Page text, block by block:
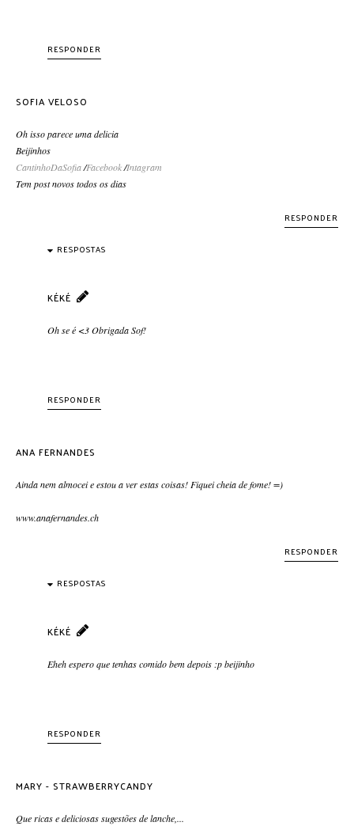
RESPONDER
SOFIA VELOSO
Oh isso parece uma delicia
Beijinhos
CantinhoDaSofia/Facebook/Intagram
Tem post novos todos os dias
RESPONDER
RESPOSTAS
KÉKÉ
Oh se é <3 Obrigada Sof!
RESPONDER
ANA FERNANDES
Ainda nem almocei e estou a ver estas coisas! Fiquei cheia de fome! =)
www.anafernandes.ch
RESPONDER
RESPOSTAS
KÉKÉ
Eheh espero que tenhas comido bem depois :p beijinho
RESPONDER
MARY - STRAWBERRYCANDY
Que ricas e deliciosas sugestões de lanche,...